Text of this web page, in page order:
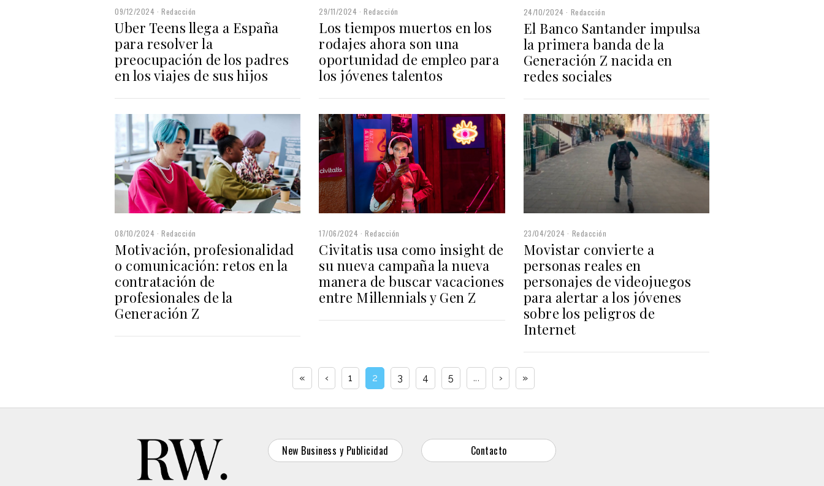
09/12/2024 Redacción
Uber Teens llega a España
para resolver la
preocupación de los padres
en los viajes de sus hijos
29/11/2024 Redacción
Los tiempos muertos en los
rodajes ahora son una
oportunidad de empleo para
los jóvenes talentos
24/10/2024 Redacción
El Banco Santander impulsa
la primera banda de la
Generación Z nacida en
redes sociales
08/10/2024 Redacción
Motivación, profesionalidad
o comunicación: retos en la
contratación de
profesionales de la
Generación Z
17/06/2024 Redacción
Civitatis usa como insight de
su nueva campaña la nueva
manera de buscar vacaciones
entre Millennials y Gen Z
23/04/2024 Redacción
Movistar convierte a
personas reales en
personajes de videojuegos
para alertar a los jóvenes
sobre los peligros de
Internet
« ‹ 1 2 3 4 5 ... › »
New Business y Publicidad Contacto